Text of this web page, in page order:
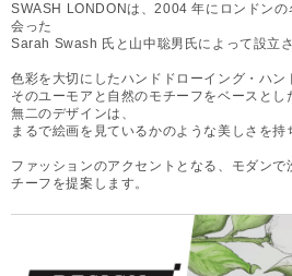
SWASH LONDONは、2004 年にロンドンの
会った
Sarah Swash 氏と山中聡男氏によって設立
色彩を大切にしたハンドドローイング・ハン
そのユーモアと自然のモチーフをベースと
無二のデザインは、
まるで絵画を見ているかのような美しさを持
ファッションのアクセントとなる、モダンで
チーフを提案します。